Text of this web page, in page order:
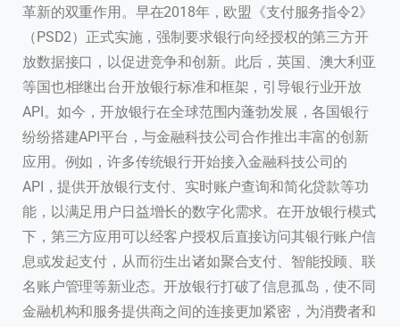
革新的双重作用。早在2018年，欧盟《支付服务指令2》
（PSD2）正式实施，强制要求银行向经授权的第三方开
放数据接口，以促进竞争和创新。此后，英国、澳大利亚
等国也相继出台开放银行标准和框架，引导银行业开放
API。如今，开放银行在全球范围内蓬勃发展，各国银行
纷纷搭建API平台，与金融科技公司合作推出丰富的创新
应用。例如，许多传统银行开始接入金融科技公司的
API，提供开放银行支付、实时账户查询和简化贷款等功
能，以满足用户日益增长的数字化需求。在开放银行模式
下，第三方应用可以经客户授权后直接访问其银行账户信
息或发起支付，从而衍生出诸如聚合支付、智能投顾、联
名账户管理等新业态。开放银行打破了信息孤岛，使不同
金融机构和服务提供商之间的连接更加紧密，为消费者和